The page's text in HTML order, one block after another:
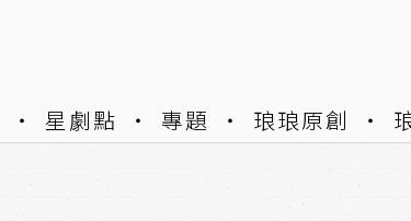
星劇點 專題 琅琅原創